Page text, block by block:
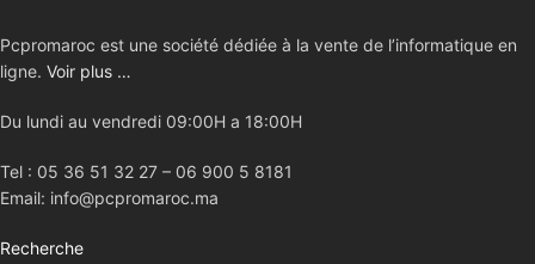
Pcpromaroc est une société dédiée à la vente de l’informatique en
ligne. Voir plus …
Du lundi au vendredi 09:00H a 18:00H
Tel : 05 36 51 32 27 – 06 900 5 8181
Email: info@pcpromaroc.ma
Recherche